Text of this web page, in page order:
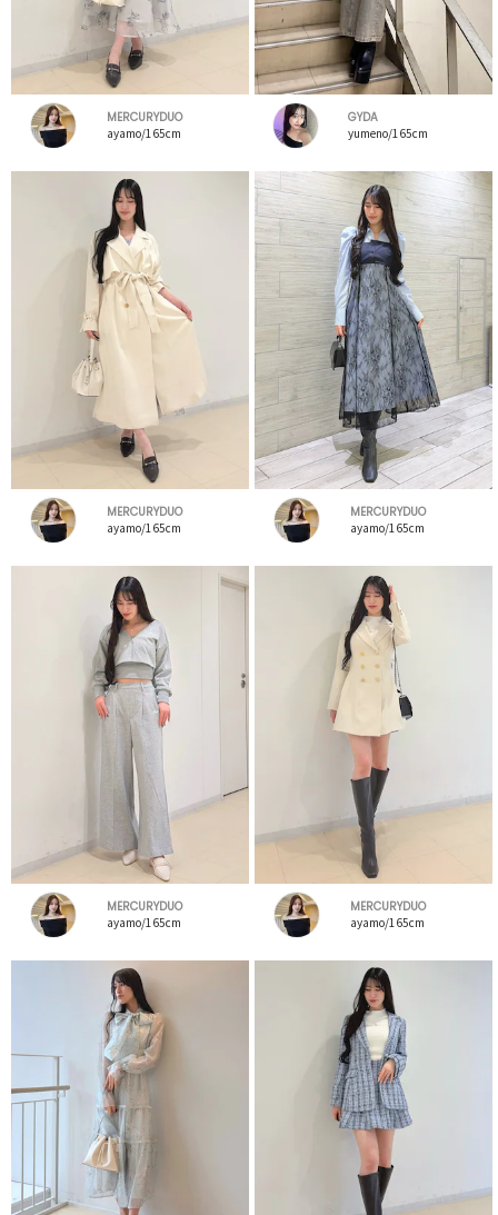
MERCURYDUO
ayamo/165cm
GYDA
yumeno/165cm
MERCURYDUO
ayamo/165cm
MERCURYDUO
ayamo/165cm
MERCURYDUO
ayamo/165cm
MERCURYDUO
ayamo/165cm